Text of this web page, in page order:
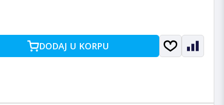
DODAJ U KORPU